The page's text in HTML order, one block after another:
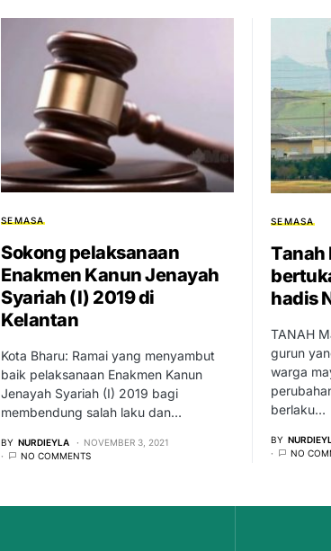
SEMASA
Sokong pelaksanaan
Enakmen Kanun Jenayah
Syariah (I) 2019 di
Kelantan
Kota Bharu: Ramai yang menyambut
baik pelaksanaan Enakmen Kanun
Jenayah Syariah (I) 2019 bagi
membendung salah laku dan…
BY NURDIEYLA
NOVEMBER 3, 2021
NO COMMENTS
SEMASA
Tanah
hadis
TANAH
gurun
warga
berlaku…
BY
NO